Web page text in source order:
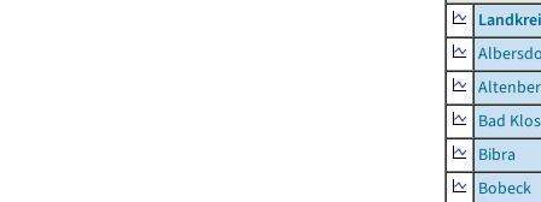
Bad
Bibra
Bobeck